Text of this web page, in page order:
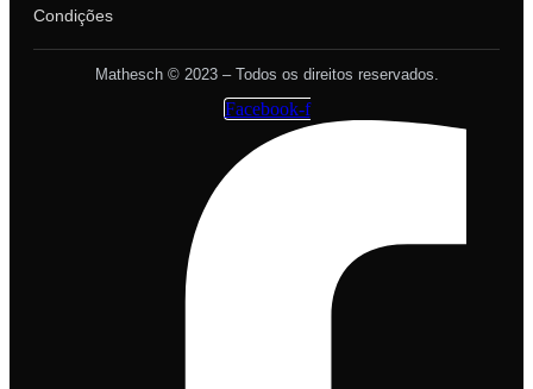
Condições
Mathesch © 2023 – Todos os direitos reservados.
Facebook-f